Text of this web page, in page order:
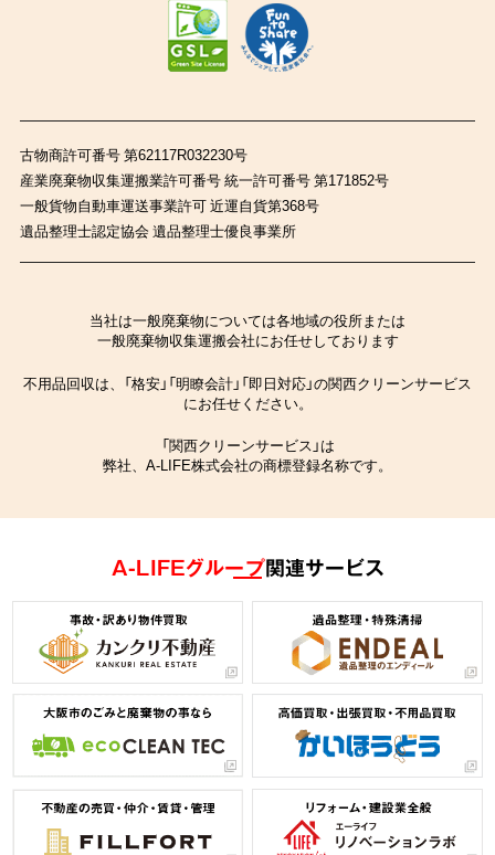
古物商許可番号 第62117R032230号
産業廃棄物収集運搬業許可番号 統一許可番号 第171852号
一般貨物自動車運送事業許可 近運自貨第368号
遺品整理士認定協会 遺品整理士優良事業所
当社は一般廃棄物については各地域の役所または
一般廃棄物収集運搬会社にお任せしております
不用品回収は、「格安」「明瞭会計」「即日対応」の関西クリーンサービス
にお任せください。
「関西クリーンサービス」は
弊社、A-LIFE株式会社の商標登録名称です。
A-LIFEグループ関連サービス